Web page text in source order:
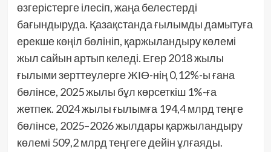
өзгерістерге ілесіп, жаңа белестерді
бағындыруда. Қазақстанда ғылымды дамытуға
ерекше көңіл бөлініп, қаржыландыру көлемі
жыл сайын артып келеді. Егер 2018 жылы
ғылыми зерттеулерге ЖІӨ-нің 0,12%-ы ғана
бөлінсе, 2025 жылы бұл көрсеткіш 1%-ға
жетпек. 2024 жылы ғылымға 194,4 млрд теңге
бөлінсе, 2025–2026 жылдары қаржыландыру
көлемі 509,2 млрд теңгеге дейін ұлғаяды.